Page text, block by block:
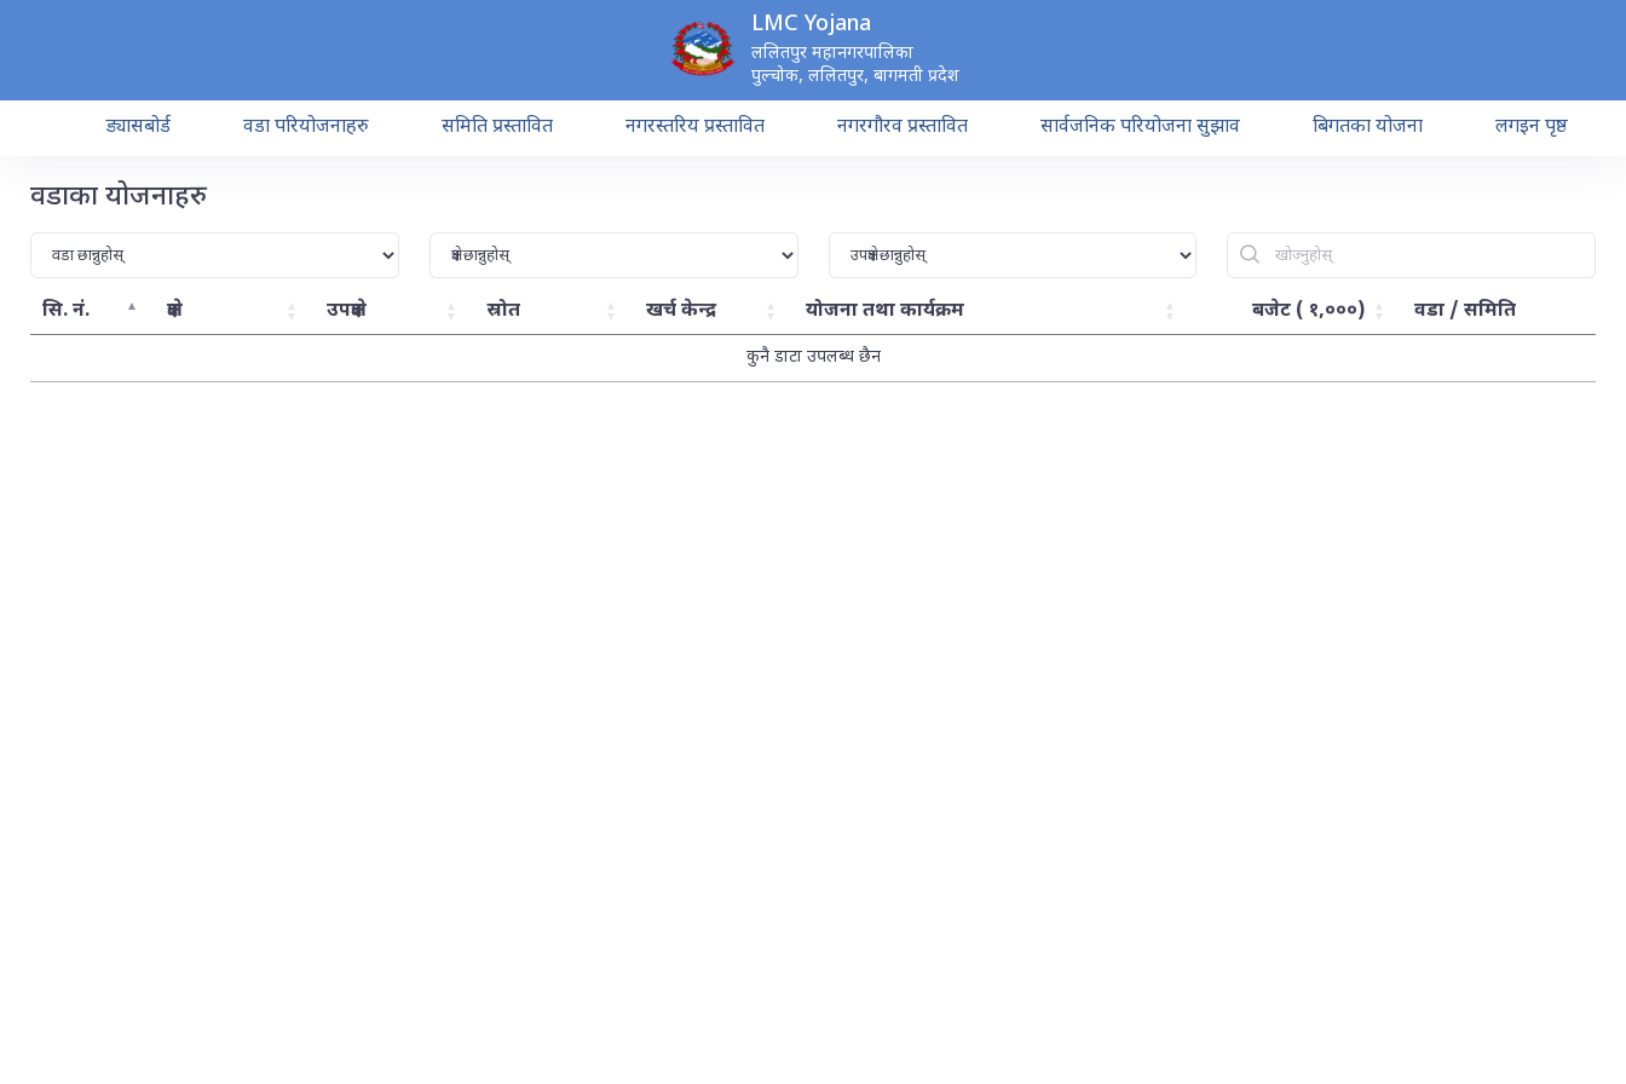
LMC Yojana
ललितपुर महानगरपालिका
पुल्चोक, ललितपुर, बागमती प्रदेश
ड्यासबोर्ड वडा परियोजनाहरु समिति प्रस्तावित नगरस्तरिय प्रस्तावित नगरगौरव प्रस्तावित सार्वजनिक परियोजना सुझाव बिगतका योजना लगइन पृष्ठ
वडाका योजनाहरु
सि. नं. क्षेत्र उपक्षेत्र स्रोत खर्च केन्द्र योजना तथा कार्यक्रम बजेट ( १,०००) वडा / समिति
कुनै डाटा उपलब्ध छैन